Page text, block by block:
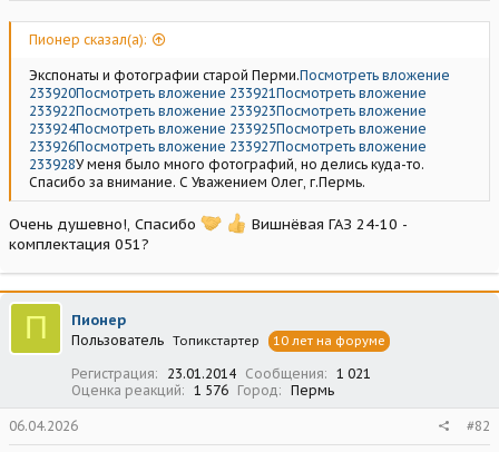
Пионер сказал(а):
Экспонаты и фотографии старой Перми.Посмотреть вложение
233920Посмотреть вложение 233921 Посмотреть вложение
233922Посмотреть вложение 233923Посмотреть вложение
233924Посмотреть вложение 233925Посмотреть вложение
233926Посмотреть вложение 233927Посмотреть вложение
233928У меня было много фотографий, но делись куда-то.
Спасибо за внимание. С Уважением Олег, г.Пермь.
Очень душевно!, Спасибо
Вишнёвая ГАЗ 24-10 -
комплектация 051?
П Пионер
Пользователь Топикстартер 10 лет на форуме
Регистрация 23.01.2014 Сообщения
1 021
Оценка реакций
1 576 Город Пермь
06.04.2026 #82